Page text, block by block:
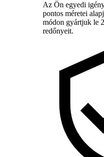
Az Ön egyedi
pontos méretei
módon gyártjuk le
redőnyeit.